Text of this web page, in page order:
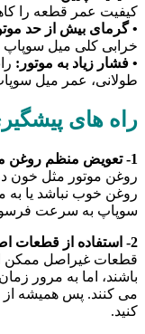
کیفیت عمر قطعه را
• گرمای بیش از حد
خرابی کلی میل
• فشار زیاد به موتور:
طولانی، عمر میل
راه های
1- تعویض منظم روغن موتور
روغن موتور مثل خون
روغن خوب نباشد یا
سوپاپ به سرعت
2- استفاده از قطعات اصلی
قطعات غیراصل ممکن
باشند، اما به مرور
می کنند. پس همیشه از
کنید.